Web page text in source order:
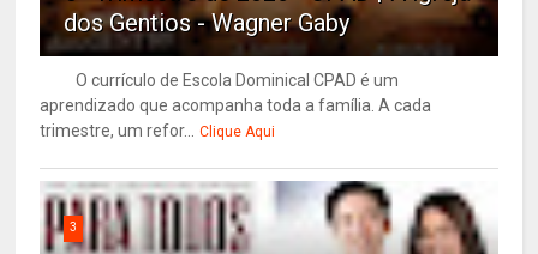
dos Gentios - Wagner Gaby
O currículo de Escola Dominical CPAD é um
aprendizado que acompanha toda a família. A cada
trimestre, um refor... Clique Aqui
3